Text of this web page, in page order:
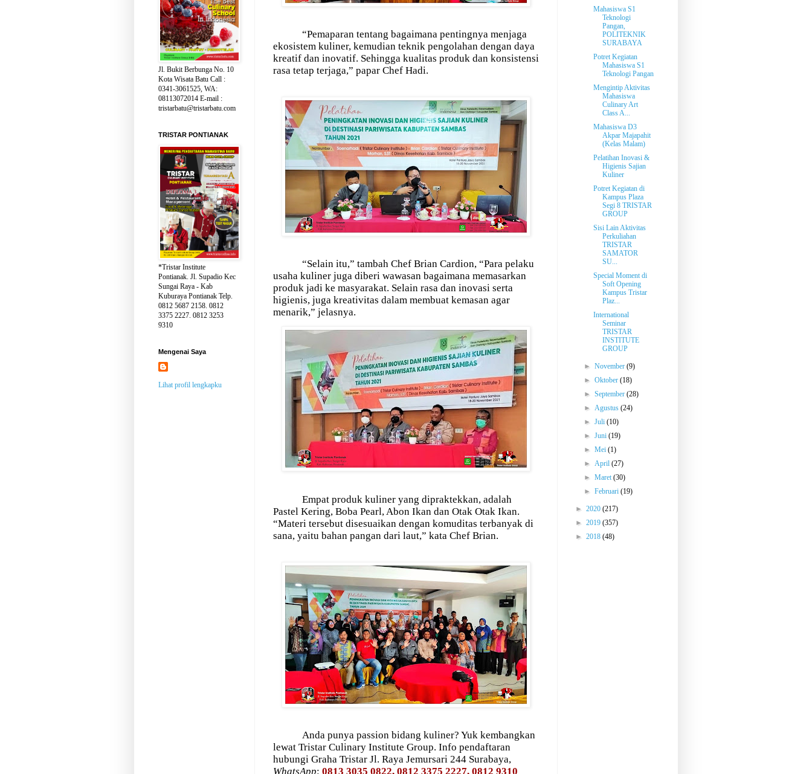
“Pemaparan tentang bagaimana pentingnya menjaga
ekosistem kuliner, kemudian teknik pengolahan dengan daya
kreatif dan inovatif. Sehingga kualitas produk dan konsistensi
rasa tetap terjaga,” papar Chef Hadi.
“Selain itu,” tambah Chef Brian Cardion, “Para pelaku
usaha kuliner juga diberi wawasan bagaimana memasarkan
produk jadi ke masyarakat. Selain rasa dan inovasi serta
higienis, juga kreativitas dalam membuat kemasan agar
menarik,” jelasnya.
Empat produk kuliner yang dipraktekkan, adalah
Pastel Kering, Boba Pearl, Abon Ikan dan Otak Otak Ikan.
“Materi tersebut disesuaikan dengan komuditas terbanyak di
sana, yaitu bahan pangan dari laut,” kata Chef Brian.
Anda punya passion bidang kuliner? Yuk kembangkan
lewat Tristar Culinary Institute Group. Info pendaftaran
hubungi Graha Tristar Jl. Raya Jemursari 244 Surabaya,
WhatsApp: 0813 3035 0822, 0812 3375 2227, 0812 9310
Jl. Bukit Berbunga No. 10
Kota Wisata Batu Call :
0341-3061525, WA:
08113072014 E-mail :
tristarbatu@tristarbatu.com
TRISTAR PONTIANAK
*Tristar Institute
Pontianak. Jl. Supadio Kec
Sungai Raya - Kab
Kuburaya Pontianak Telp.
0812 5687 2158. 0812
3375 2227. 0812 3253
9310
Mengenai Saya
Lihat profil lengkapku
Mahasiswa S1
Teknologi
Pangan,
POLITEKNIK
SURABAYA
Potret Kegiatan
Mahasiswa S1
Teknologi Pangan
Mengintip Aktivitas
Mahasiswa
Culinary Art
Class A...
Mahasiswa D3
Akpar Majapahit
(Kelas Malam)
Pelatihan Inovasi &
Higienis Sajian
Kuliner
Potret Kegiatan di
Kampus Plaza
Segi 8 TRISTAR
GROUP
Sisi Lain Aktivitas
Perkuliahan
TRISTAR
SAMATOR
SU...
Special Moment di
Soft Opening
Kampus Tristar
Plaz...
International
Seminar
TRISTAR
INSTITUTE
GROUP
►November(9)
►Oktober(18)
►September(28)
►Agustus(24)
►Juli(10)
►Juni(19)
►Mei(1)
►April(27)
►Maret(30)
►Februari(19)
► 2020 (217)
► 2019 (357)
► 2018 (48)